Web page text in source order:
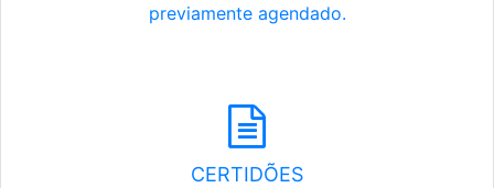
previamente agendado.
CERTIDÕES